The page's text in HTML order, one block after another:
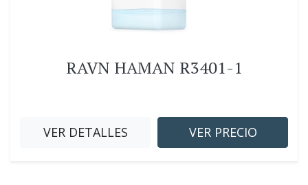
RAVN HAMAN R3401-1
VER DETALLES VER PRECIO